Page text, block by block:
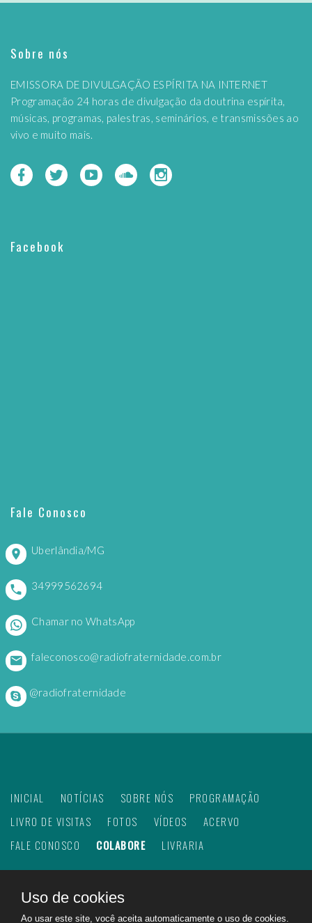
Sobre nós
EMISSORA DE DIVULGAÇÃO ESPÍRITA NA INTERNET
Programação 24 horas de divulgação da doutrina espírita,
músicas, programas, palestras, seminários, e transmissões ao
vivo e muito mais.
Facebook
Fale Conosco
Uberlândia/MG
34999562694
Chamar no WhatsApp
faleconosco@radiofraternidade.com.br
@radiofraternidade
INICIAL NOTÍCIAS SOBRE NÓS
PROGRAMAÇÃO
LIVRO DE VISITAS
FOTOS VÍDEOS
ACERVO
FALE CONOSCO
COLABORE LIVRARIA
2026Web Rádio Fraternidade. Todos os direitos
Uso de cookies
Ao usar este site, você aceita automaticamente o uso de cookies.